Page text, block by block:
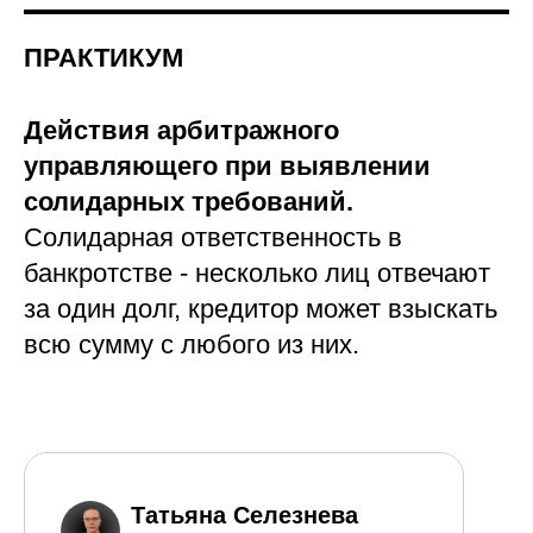
ПРАКТИКУМ
Действия арбитражного
управляющего при выявлении
солидарных требований.
Солидарная ответственность в
банкротстве - несколько лиц отвечают
за один долг, кредитор может взыскать
всю сумму с любого из них.
Татьяна Селезнева